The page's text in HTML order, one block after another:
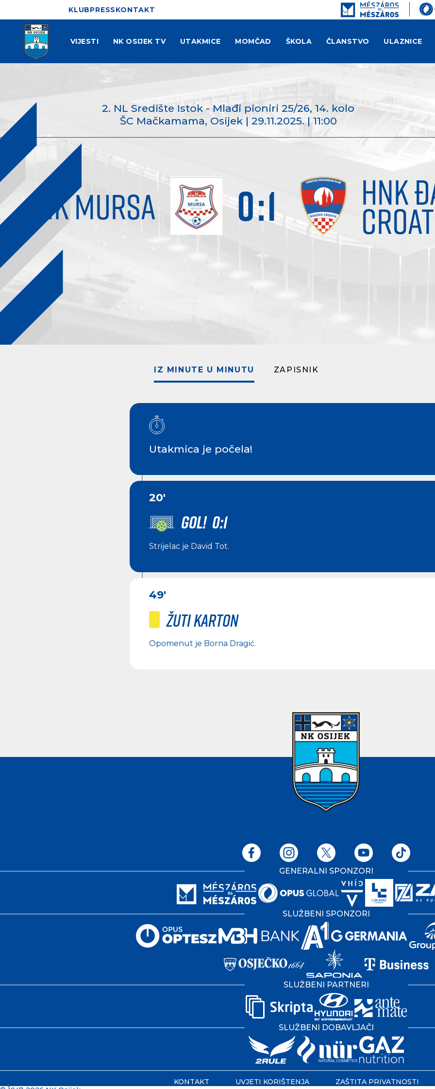
KLUBPRESSKONTAKT
VIJESTI NK OSIJEK TV UTAKMICE MOMČAD ŠKOLA ČLANSTVO ULAZNICE
2. NL Središte Istok - Mlađi pioniri 25/26, 14. kolo
ŠC Mačkamama, Osijek | 29.11.2025. | 11:00
NK MURSA HNK
0:1
IZ MINUTE U MINUTU ZAPISNIK
Utakmica je počela!
20'
GOL! 0:1
Strijelac je David Tot.
49'
Žuti karton
Opomenut je Borna Dragić.
GENERALNI SPONZORI
SLUŽBENI SPONZORI
SLUŽBENI PARTNERI
SLUŽBENI DOBAVLJAČI
KONTAKT UVJETI KORIŠTENJA
ZAŠTITA PRIVATNOSTI